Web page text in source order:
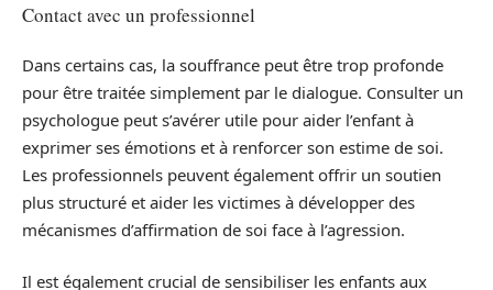
Contact avec un professionnel
Dans certains cas, la souffrance peut être trop profonde
pour être traitée simplement par le dialogue. Consulter un
psychologue peut s’avérer utile pour aider l’enfant à
exprimer ses émotions et à renforcer son estime de soi.
Les professionnels peuvent également offrir un soutien
plus structuré et aider les victimes à développer des
mécanismes d’affirmation de soi face à l’agression.
Il est également crucial de sensibiliser les enfants aux